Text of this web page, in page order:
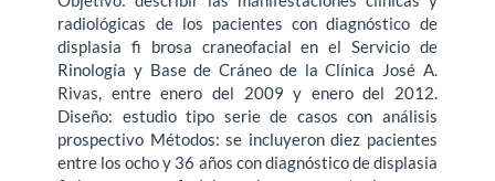
radiológicas de los pacientes con diagnóstico de
displasia fi brosa craneofacial en el Servicio de
Rinología y Base de Cráneo de la Clínica José A.
Rivas, entre enero del 2009 y enero del 2012.
Diseño: estudio tipo serie de casos con análisis
prospectivo Métodos: se incluyeron diez pacientes
entre los ocho y 36 años con diagnóstico de displasia